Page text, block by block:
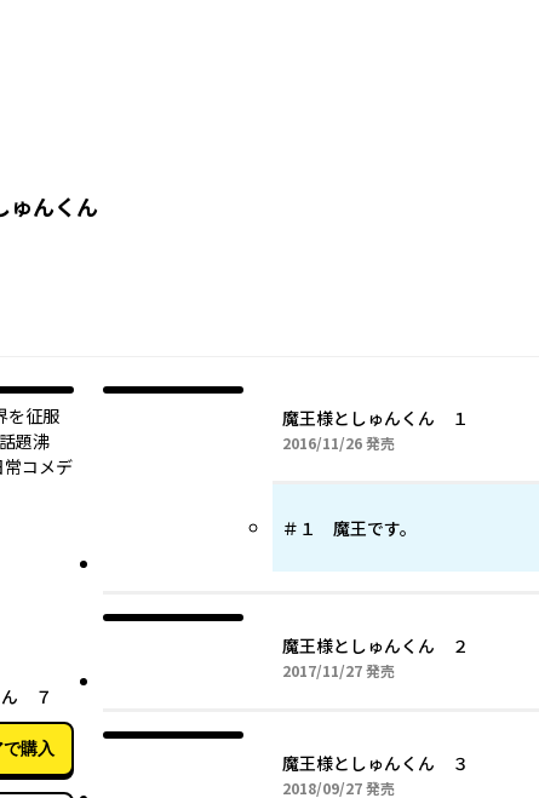
ゅんくん
を征服
題沸
コメデ
27日
ん ７
購入
魔王様としゅんくん １
2016/11/262016年11月26日
発売
＃１ 魔王です。
魔王様としゅんくん ２
2017/11/272017年11月27日
発売
魔王様としゅんくん ３
2018/09/272018年09月27日
発売